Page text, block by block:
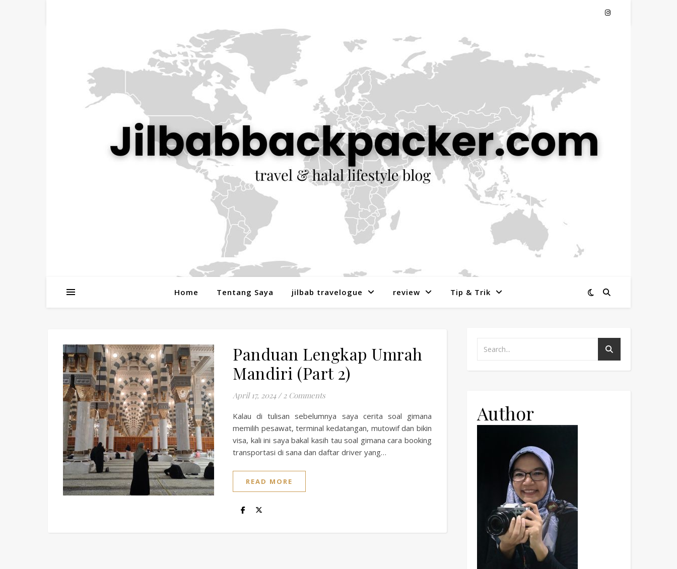
Home Tentang Saya jilbab travelogue review Tip & Trik
Panduan Lengkap Umrah
Mandiri (Part 2)
April 17, 2024 / 2 Comments
Kalau di tulisan sebelumnya saya cerita soal gimana
memilih pesawat, terminal kedatangan, mutowif dan bikin
visa, kali ini saya bakal kasih tau soal gimana cara booking
transportasi di sana dan daftar driver yang…
READ MORE
Author